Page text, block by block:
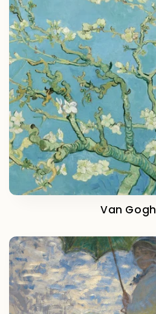
Van Gogh